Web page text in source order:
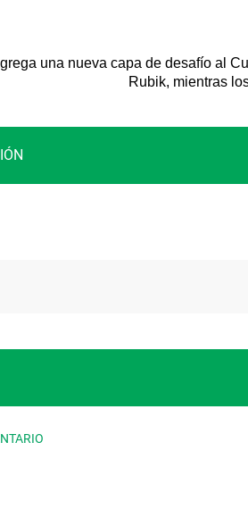
una nueva capa de desafío al
Rubik, mientras